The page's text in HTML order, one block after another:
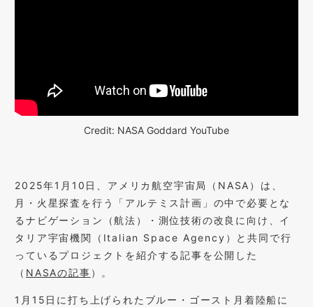
Credit: NASA Goddard YouTube
2025年1月10日、アメリカ航空宇宙局（NASA）は、
月・火星探査を行う「アルテミス計画」の中で必要とな
るナビゲーション（航法）・測位技術の改良に向け、イ
タリア宇宙機関（Italian Space Agency）と共同で行
っているプロジェクトを紹介する記事を公開した
（ NASAの記事 ）。
1月15日に打ち上げられたブルー・ゴースト月着陸船に